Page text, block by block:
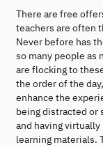
There are free
teachers are often
Never before has
so many people as
are flocking to
the order of the
enhance the
being distracted or
and having
learning materials.